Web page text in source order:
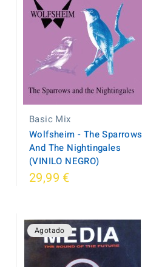
Basic Mix
Wolfsheim - The Sparrows
And The Nightingales
(VINILO NEGRO)
29,99 €
Agotado